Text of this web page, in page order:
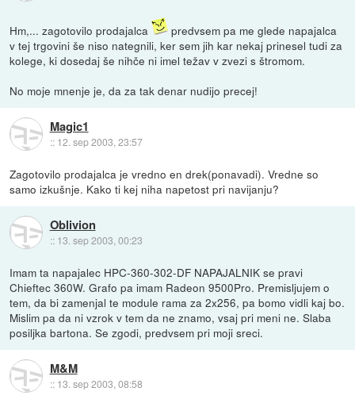
Hm,... zagotovilo prodajalca
predvsem pa me glede napajalca
v tej trgovini še niso nategnili, ker sem jih kar nekaj prinesel tudi za
kolege, ki dosedaj še nihče ni imel težav v zvezi s štromom.
No moje mnenje je, da za tak denar nudijo precej!
Magic1
:: 12. sep 2003, 23:57
Zagotovilo prodajalca je vredno en drek(ponavadi). Vredne so
samo izkušnje. Kako ti kej niha napetost pri navijanju?
Oblivion
:: 13. sep 2003, 00:23
Imam ta napajalec HPC-360-302-DF NAPAJALNIK se pravi
Chieftec 360W. Grafo pa imam Radeon 9500Pro. Premisljujem o
tem, da bi zamenjal te module rama za 2x256, pa bomo vidli kaj bo.
Mislim pa da ni vzrok v tem da ne znamo, vsaj pri meni ne. Slaba
posiljka bartona. Se zgodi, predvsem pri moji sreci.
M&M
:: 13. sep 2003, 08:58